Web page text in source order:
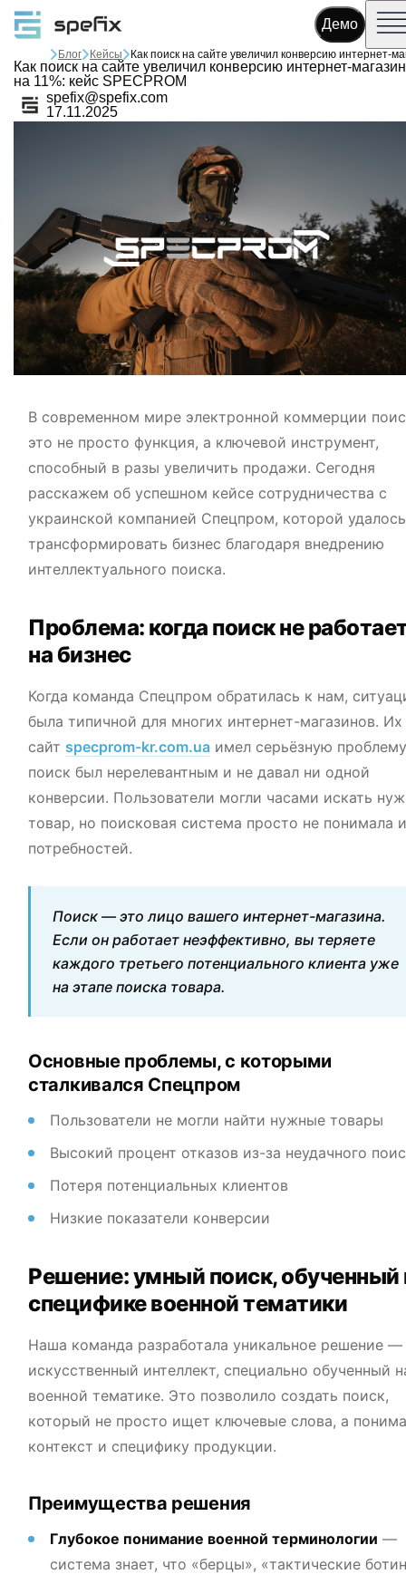
Демо
Блог Кейсы
Как поиск на сайте увеличил конверсию интернет-
на 11%: кейс SPECPROM
spefix@spefix.com
17.11.2025
В современном мире электронной коммерции
это не просто функция, а ключевой инструмент,
способный в разы увеличить продажи. Сегодня
расскажем об успешном кейсе сотрудничества с
украинской компанией Спецпром, которой удалось
трансформировать бизнес благодаря внедрению
интеллектуального поиска.
Проблема: когда поиск не
на бизнес
Когда команда Спецпром обратилась к нам,
была типичной для многих интернет-магазинов. Их
сайт specprom-kr.com.ua имел серьёзную
поиск был нерелевантным и не давал ни одной
конверсии. Пользователи могли часами искать
товар, но поисковая система просто не понимала
потребностей.
Поиск — это лицо вашего интернет-магазина.
Если он работает неэффективно, вы теряете
каждого третьего потенциального клиента уже
на этапе поиска товара.
Основные проблемы, с которыми
сталкивался Спецпром
Пользователи не могли найти нужные товары
Высокий процент отказов из-за неудачного
Потеря потенциальных клиентов
Низкие показатели конверсии
Решение: умный поиск, обученный
специфике военной тематики
Наша команда разработала уникальное решение —
искусственный интеллект, специально обученный
военной тематике. Это позволило создать поиск,
который не просто ищет ключевые слова, а
контекст и специфику продукции.
Преимущества решения
Глубокое понимание военной терминологии —
система знает, что «берцы», «тактические